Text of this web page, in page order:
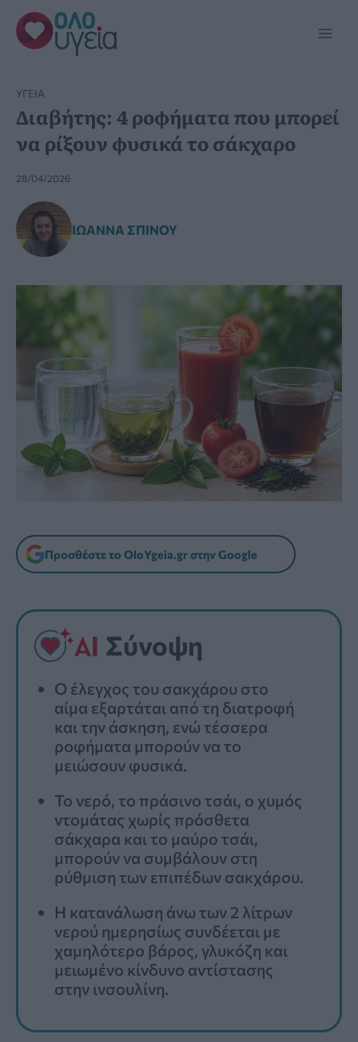
Μετάβαση
στο
περιεχόμενο
YΓΕΊΑ
Διαβήτης: 4 ροφήματα που μπορεί
να ρίξουν φυσικά το σάκχαρο
28/04/2026
ΙΩΆΝΝΑ ΣΠΊΝΟΥ
Προσθέστε το OloYgeia.gr στην Google
Σύνοψη
Ο έλεγχος του σακχάρου στο
αίμα εξαρτάται από τη διατροφή
και την άσκηση, ενώ τέσσερα
ροφήματα μπορούν να το
μειώσουν φυσικά.
Το νερό, το πράσινο τσάι, ο χυμός
ντομάτας χωρίς πρόσθετα
σάκχαρα και το μαύρο τσάι,
μπορούν να συμβάλουν στη
ρύθμιση των επιπέδων σακχάρου.
Η κατανάλωση άνω των 2 λίτρων
νερού ημερησίως συνδέεται με
χαμηλότερο βάρος, γλυκόζη και
μειωμένο κίνδυνο αντίστασης
στην ινσουλίνη.